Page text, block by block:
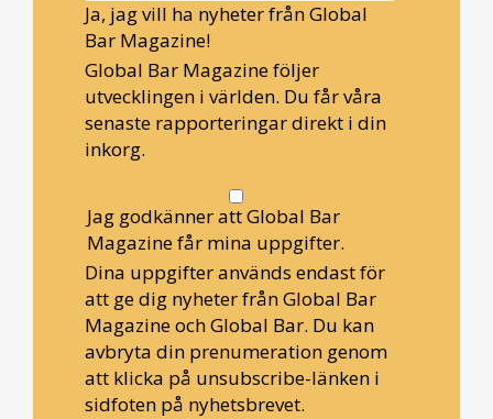
Ja, jag vill ha nyheter från Global
Bar Magazine!
Global Bar Magazine följer
utvecklingen i världen. Du får våra
senaste rapporteringar direkt i din
inkorg.
Jag godkänner att Global Bar
Magazine får mina uppgifter.
Dina uppgifter används endast för
att ge dig nyheter från Global Bar
Magazine och Global Bar. Du kan
avbryta din prenumeration genom
att klicka på unsubscribe-länken i
sidfoten på nyhetsbrevet.